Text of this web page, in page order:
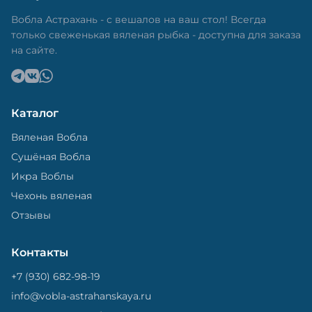
теряла влагу. Вяленая вобла — это не просто
вкусная еда, но и пример того, как можно сочетать
старые рецепты и современные технологии. Её
можно есть с напитками, и это будет очень вкусно.
Вобла Астрахань - с вешалов на ваш стол! Всегда
только свеженькая вяленая рыбка - доступна для заказа
на сайте.
Каталог
Вяленая Вобла
Сушёная Вобла
Икра Воблы
Чехонь вяленая
Отзывы
Контакты
+7 (930) 682-98-19
info@vobla-astrahanskaya.ru